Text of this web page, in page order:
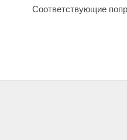
Соответствующие